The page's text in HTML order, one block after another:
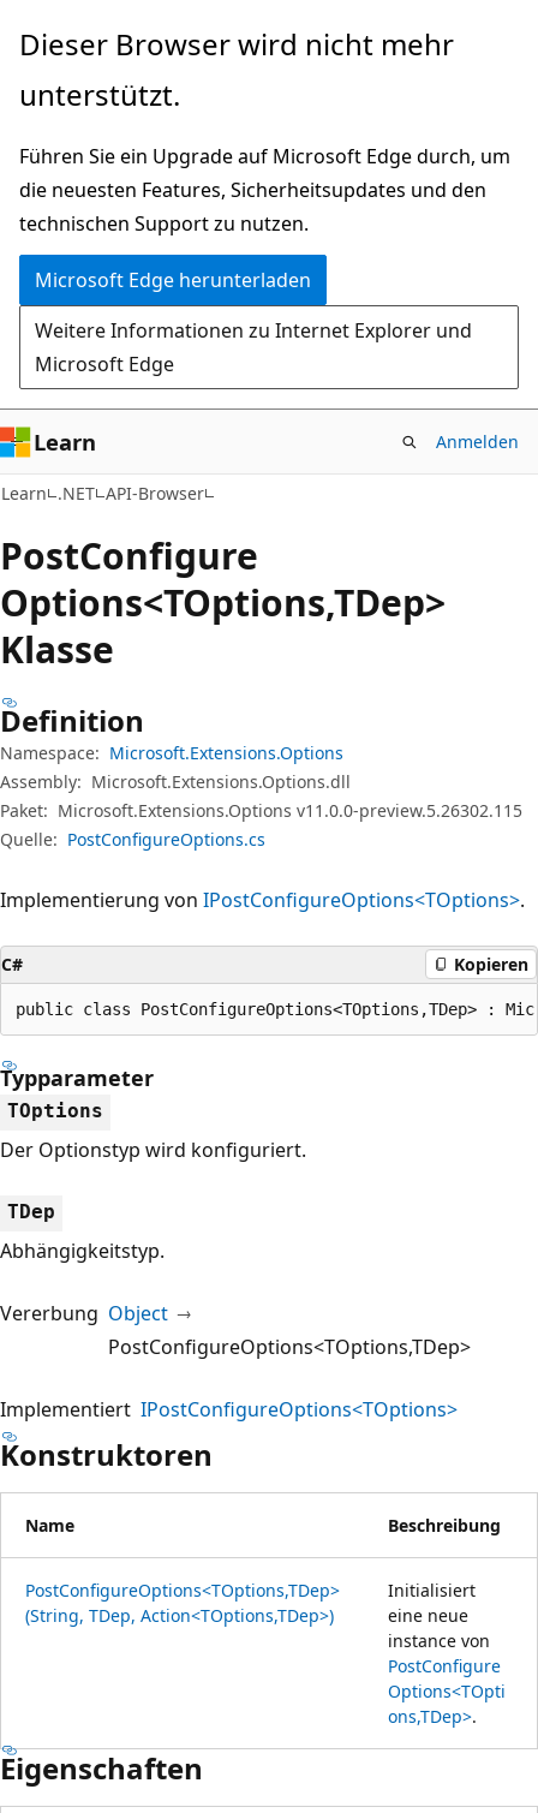
Zu
wechseln
Zur
springen
Dieser Browser wird nicht mehr
unterstützt.
Führen Sie ein Upgrade auf Microsoft Edge durch, um
die neuesten Features, Sicherheitsupdates und den
technischen Support zu nutzen.
Microsoft Edge herunterladen
Weitere Informationen zu Internet Explorer und
Microsoft Edge
Learn Anmelden
Learn .NET API-Browser
PostConfigure
Options<TOptions,TDep>
Klasse
Definition
Namespace: Microsoft.Extensions.Options
Assembly: Microsoft.Extensions.Options.dll
Paket: Microsoft.Extensions.Options v11.0.0-preview.5.26302.115
Quelle: PostConfigureOptions.cs
Implementierung von IPostConfigureOptions<TOptions>.
C# Kopieren
public class PostConfigureOptions<TOptions,TDep> :
Typparameter
TOptions
Der Optionstyp wird konfiguriert.
TDep
Abhängigkeitstyp.
Vererbung Object
PostConfigureOptions<TOptions,TDep>
Implementiert IPostConfigureOptions<TOptions>
Konstruktoren
Name Beschreibung
PostConfigureOptions<TOptions,TDep>
(String, TDep, Action<TOptions,TDep>)
Initialisiert
eine neue
instance von
PostConfigure
Options<TOpti
ons,TDep>.
Eigenschaften